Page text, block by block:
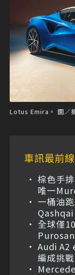
Lotus Emira。 圖／
車訊最前線
棕色手
唯一
一桶油
全球僅
Audi A2
編成挑